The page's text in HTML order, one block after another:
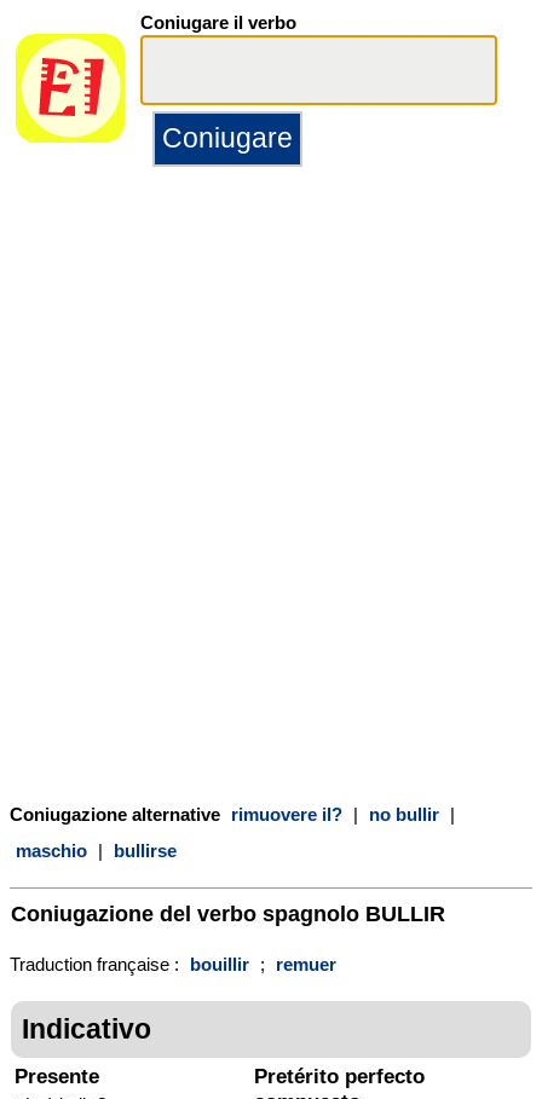
Coniugare il verbo
Coniugazione alternative rimuovere il? | no bullir |
maschio | bullirse
Coniugazione del verbo spagnolo BULLIR
Traduction française : bouillir ; remuer
Indicativo
Presente
Pretérito perfecto